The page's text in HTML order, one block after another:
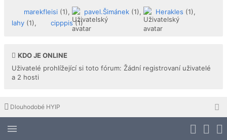
marekfleisi (1), pavel.Šimánek (1), Herakles (1),
lahy (1), cipppis(1)
KDO JE ONLINE
Uživatelé prohlížející si toto fórum: Žádní registrovaní uživatelé
a 2 hosti
Dlouhodobé HYIP